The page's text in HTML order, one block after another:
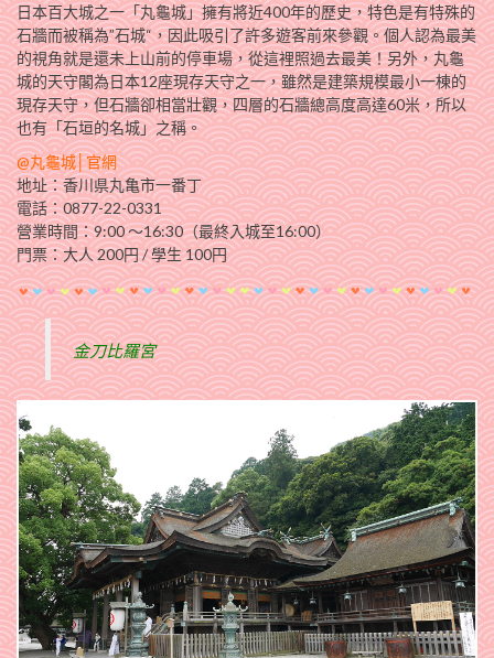
日本百大城之一「丸龜城」擁有將近400年的歷史，特色是有特殊的
石牆而被稱為”石城“，因此吸引了許多遊客前來參觀。個人認為最美
的視角就是還未上山前的停車場，從這裡照過去最美！另外，丸龜
城的天守閣為日本12座現存天守之一，雖然是建築規模最小一棟的
現存天守，但石牆卻相當壯觀，四層的石牆總高度高達60米，所以
也有「石垣的名城」之稱。
@丸龜城│官網
地址：香川県丸亀市一番丁
電話：0877-22-0331
營業時間：9:00 ～16:30（最終入城至16:00）
門票：大人 200円 / 學生 100円
金刀比羅宮